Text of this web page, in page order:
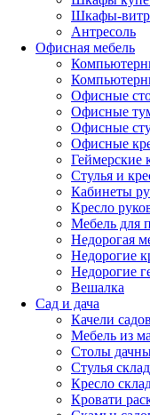
Шкафы-
Антресоль
Офисная мебель
Офисные
Офисные
Офисные
Офисные
Геймерские
Стулья и
Кабинеты
Кресло
Мебель для
Недорогая
Недорогие
Недорогие
Вешалка
Сад и дача
Качели
Мебель из
Столы
Стулья
Кресло
Кровати